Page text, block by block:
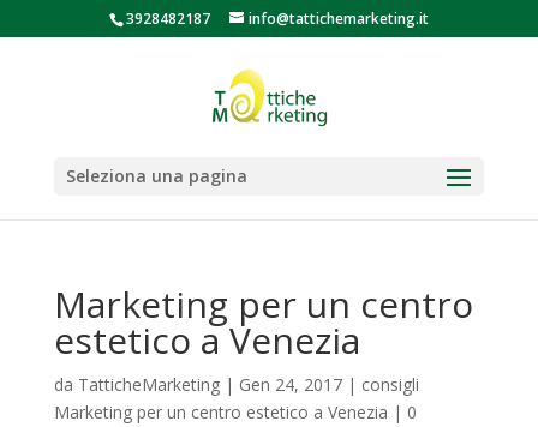
3928482187 info@tattichemarketing.it
Seleziona una pagina
Marketing per un centro
estetico a Venezia
da TatticheMarketing| Gen 24, 2017| consigli
Marketing per un centro estetico a Venezia | 0